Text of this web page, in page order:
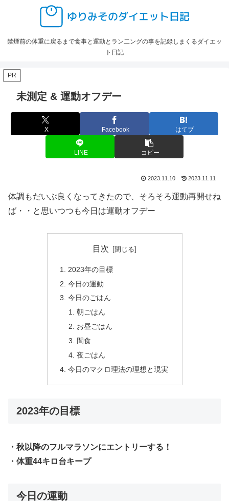
禁煙前の体重に戻るまで食事と運動とラン二ングの事を記録しまくるダイエッ
ト日記
PR
未測定 & 運動オフデー
X Facebook はてブ
LINE コピー
2023.11.10 2023.11.11
体調もだいぶ良くなってきたので、そろそろ運動再開せね
ば・・と思いつつも今日は運動オフデー
目次
2023年の目標
今日の運動
今日のごはん
朝ごはん
お昼ごはん
間食
夜ごはん
今日のマクロ理法の理想と現実
2023年の目標
・秋以降のフルマラソンにエントリーする！
・体重44キロ台キープ
今日の運動